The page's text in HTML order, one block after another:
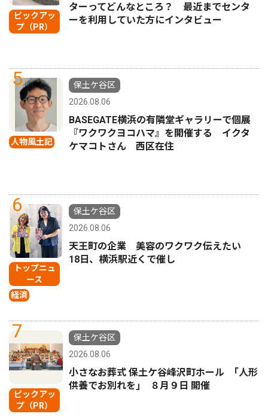
ピックアッ
プ（PR）
ターってどんなところ？ 最近までセンタ
ーを利用していた方にインタビュー
5
人物風土記
保土ケ谷区
2026.08.06
BASEGATE横浜の有隣堂ギャラリーで個展
『ワクワクヨコハマ』を開催する イクタ
ケマコトさん 西区在住
6
トップニュ
ース
経済
保土ケ谷区
2026.08.06
天王町の企業 美容のワクワク伝えたい
18日、横浜駅近くで催し
7
ピックアッ
プ（PR）
保土ケ谷区
2026.08.06
小さなお葬式 保土ケ谷峰沢町ホール ｢人形
供養でお別れを｣ ８月９日 開催